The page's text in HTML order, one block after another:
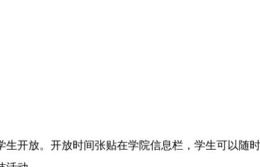
开放。开放时间张贴在学院信息栏，学生可以随